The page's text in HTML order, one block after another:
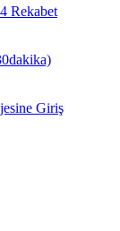
Rekabet
Giriş